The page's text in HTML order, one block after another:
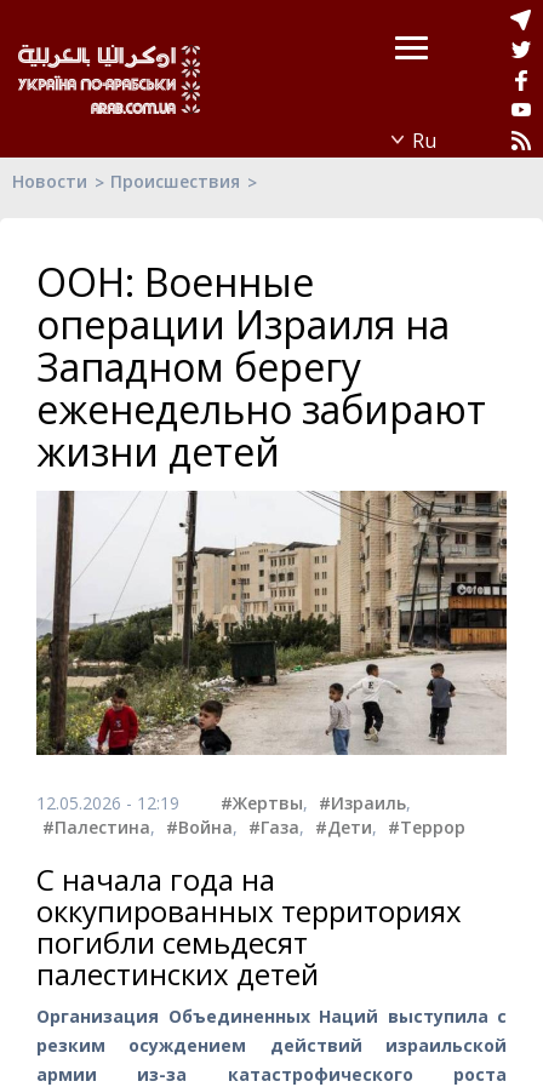
Новости Происшествия
ООН: Военные
операции Израиля на
Западном берегу
еженедельно забирают
жизни детей
12.05.2026 - 12:19 #Жертвы, #Израиль,
#Палестина, #Война, #Газа, #Дети, #Террор
С начала года на
оккупированных территориях
погибли семьдесят
палестинских детей
Организация Объединенных Наций выступила с
резким осуждением действий израильской
армии из-за катастрофического роста